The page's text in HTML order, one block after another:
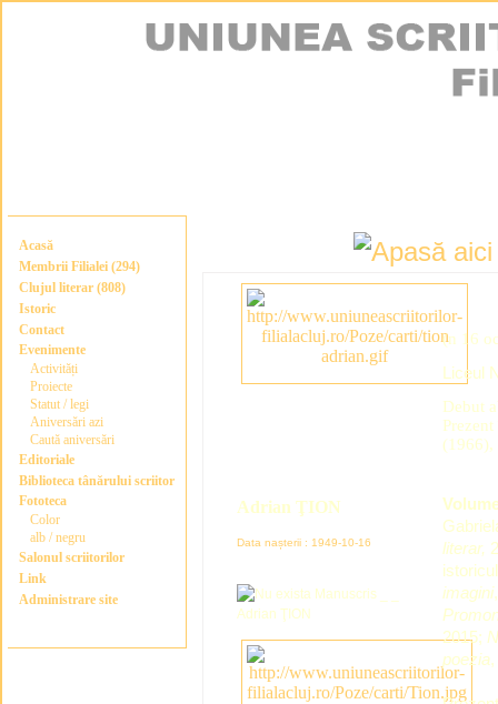
Acasă
Membrii Filialei (294)
Clujul literar (808)
Istoric
Contact
Evenimente
Activități
Proiecte
Statut / legi
Aniversări azi
Caută aniversări
Editoriale
Biblioteca tânărului scriitor
Fototeca
Color
alb / negru
Salonul scriitorilor
Link
Administrare site
Adrian ŢION
Data nașterii : 1949-10-16
(n 16
Liceul
Debut
(1966),
literar,
imagini
2015;
poezia